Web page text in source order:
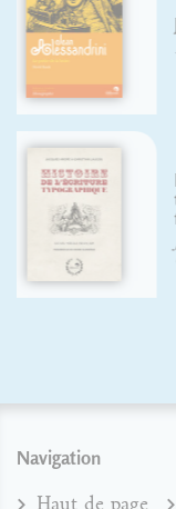
Navigation
Haut de page